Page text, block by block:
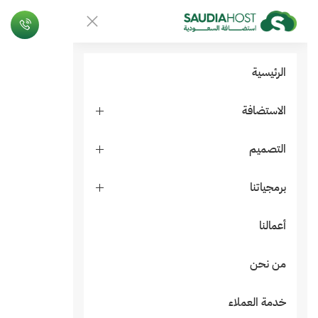
الرئيسية
الاستضافة
التصميم
برمجياتنا
أعمالنا
من نحن
خدمة العملاء